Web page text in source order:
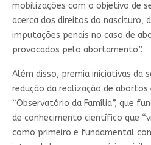
mobilizações com o objetivo de
acerca dos direitos do nascituro,
imputações penais no caso de
provocados pelo abortamento”.
Além disso, premia iniciativas da
redução da realização de abortos
“Observatório da Família”, que
de conhecimento científico que
como primeiro e fundamental